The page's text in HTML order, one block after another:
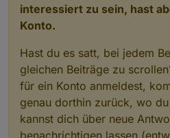
interessiert zu sein, hast
Konto.
Hast du es satt, bei jedem
gleichen Beiträge zu
für ein Konto anmeldest,
genau dorthin zurück, wo
kannst dich über neue
benachrichtigen lassen